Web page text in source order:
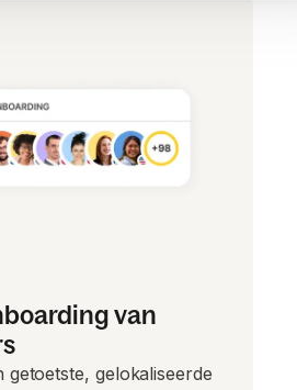
van
getoetste, gelokaliseerde